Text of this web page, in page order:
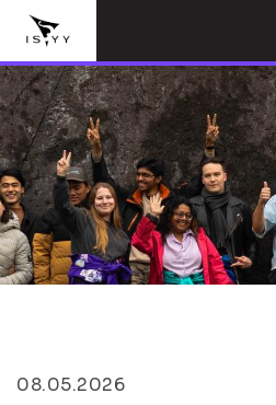
08.05.2026